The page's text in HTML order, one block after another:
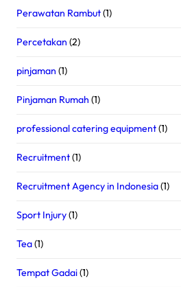
Perawatan Rambut(1)
Percetakan (2)
pinjaman (1)
Pinjaman Rumah (1)
professional catering equipment(1)
Recruitment(1)
Recruitment Agency in Indonesia(1)
Sport Injury(1)
Tea(1)
Tempat Gadai(1)